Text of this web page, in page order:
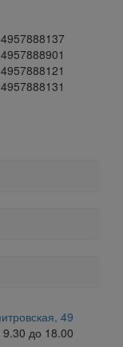
4957888137
4957888901
4957888121
4957888131
49
до 18.00